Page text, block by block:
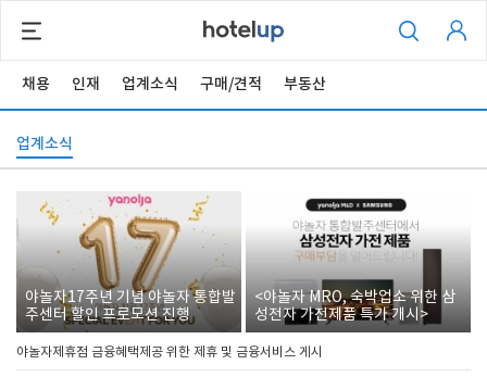
채용 인재 업계소식 구매/견적 부동산
업계소식
야놀자17주년 기념 야놀자 통합발
주센터 할인 프로모션 진행
<야놀자 MRO, 숙박업소 위한 삼
성전자 가전제품 특가 개시>
야놀자제휴점 금융혜택제공 위한 제휴 및 금융서비스 게시